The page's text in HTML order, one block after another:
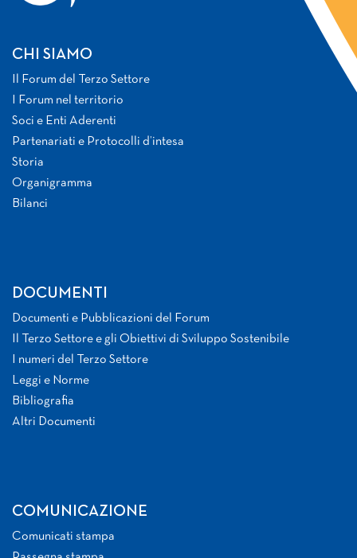
CHI SIAMO
Il Forum del Terzo Settore
I Forum nel territorio
Soci e Enti Aderenti
Partenariati e Protocolli d’intesa
Storia
Organigramma
Bilanci
DOCUMENTI
Documenti e Pubblicazioni del Forum
Il Terzo Settore e gli Obiettivi di Sviluppo Sostenibile
I numeri del Terzo Settore
Leggi e Norme
Bibliografia
Altri Documenti
COMUNICAZIONE
Comunicati stampa